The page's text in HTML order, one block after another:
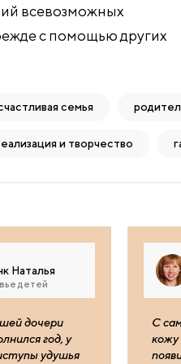
всевозможных
с помощью других
семья
и творчество
Наталья
детей
дочери
год, у
удушья
С
кожу